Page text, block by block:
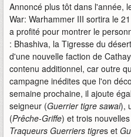
Annoncé plus tôt dans l'année,
War: Warhammer III sortira le
a profité pour montrer le
: Bhashiva, la Tigresse du
d'une nouvelle faction de
contenu additionnel, car outre
campagne inédites que l'on
semaine prochaine, il ajoute
seigneur (Guerrier tigre sawai),
(Prêche-Griffe) et trois
Traqueurs Guerriers tigres et